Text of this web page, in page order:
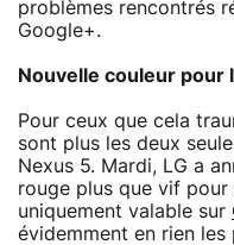
problèmes rencontrés
Google+.
Nouvelle couleur pour
Pour ceux que cela
sont plus les deux
Nexus 5. Mardi, LG a
rouge plus que vif pour
uniquement valable sur
évidemment en rien